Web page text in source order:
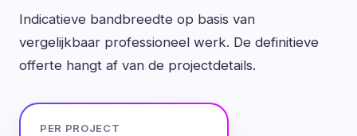
Indicatieve bandbreedte op basis van
vergelijkbaar professioneel werk. De definitieve
offerte hangt af van de projectdetails.
PER PROJECT